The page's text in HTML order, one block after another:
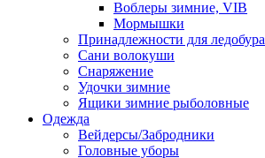
Воблеры зимние, VIB
Мормышки
Принадлежности для ледобура
Сани волокуши
Снаряжение
Удочки зимние
Ящики зимние рыболовные
Одежда
Вейдерсы/Забродники
Головные уборы